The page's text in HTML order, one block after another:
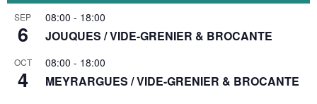
SEP
6
08:00 - 18:00
JOUQUES / VIDE-GRENIER & BROCANTE
OCT
4
08:00 - 18:00
MEYRARGUES / VIDE-GRENIER & BROCANTE